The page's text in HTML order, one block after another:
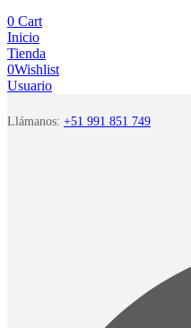
0 Cart
Inicio
Tienda
0Wishlist
Usuario
Llámanos: +51 991 851 749